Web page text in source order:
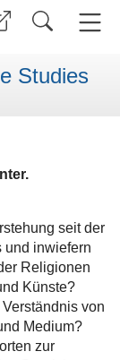
Studies
seit der
und inwiefern
Religionen
Künste?
von
Medium?
zur